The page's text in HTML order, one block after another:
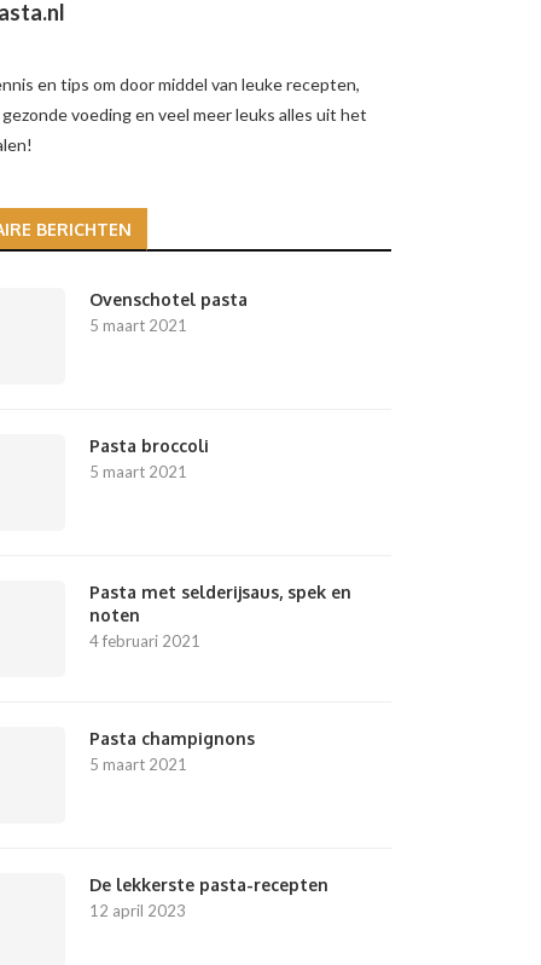
en tips om door middel van leuke recepten,
voeding en veel meer leuks alles uit het
BERICHTEN
Ovenschotel pasta
5 maart 2021
Pasta broccoli
5 maart 2021
Pasta met selderijsaus, spek en
noten
4 februari 2021
Pasta champignons
5 maart 2021
De lekkerste pasta-recepten
12 april 2023